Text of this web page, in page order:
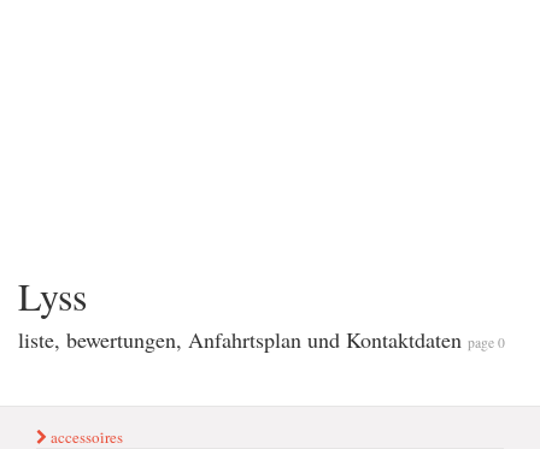
Lyss
liste, bewertungen, Anfahrtsplan und Kontaktdaten page 0
accessoi̇res